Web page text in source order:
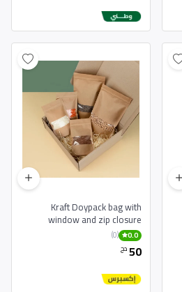
Kraft Doypack bag with
window and zip closure
0.0
(0)
50دج